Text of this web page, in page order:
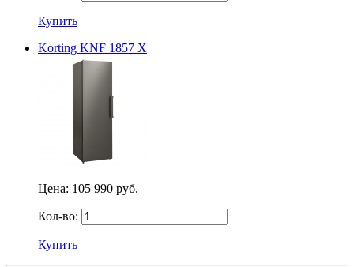
Купить
Korting KNF 1857 X
Цена: 105 990 руб.
Кол-во:
Купить